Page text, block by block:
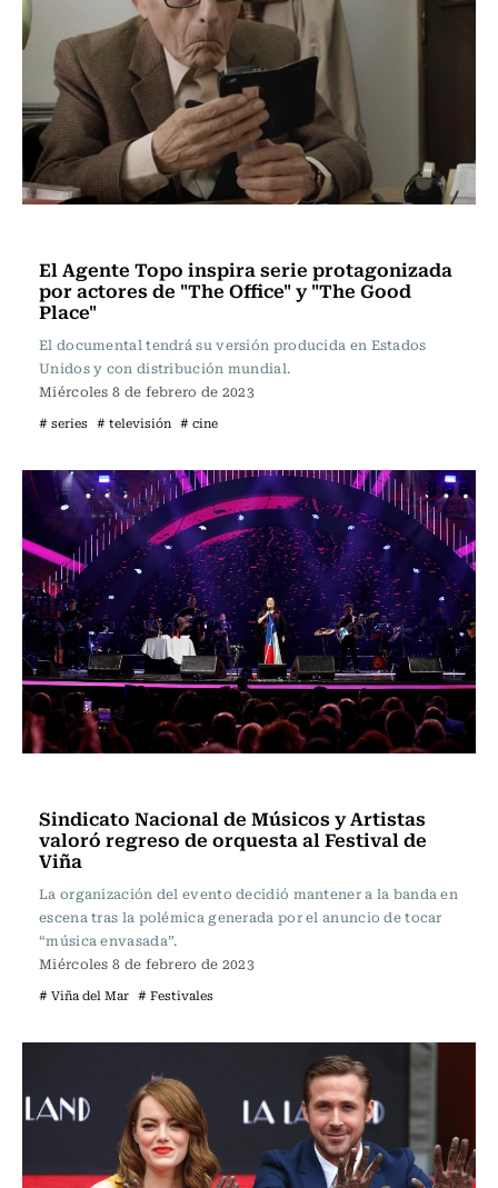
El Agente Topo inspira serie protagonizada
por actores de "The Office" y "The Good
Place"
El documental tendrá su versión producida en Estados
Unidos y con distribución mundial.
Miércoles 8 de febrero de 2023
# series # televisión # cine
Sindicato Nacional de Músicos y Artistas
valoró regreso de orquesta al Festival de
Viña
La organización del evento decidió mantener a la banda en
escena tras la polémica generada por el anuncio de tocar
“música envasada”.
Miércoles 8 de febrero de 2023
# Viña del Mar # Festivales